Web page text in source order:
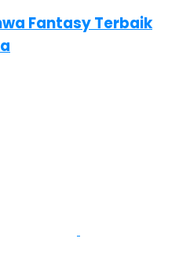
Fantasy Terbaik